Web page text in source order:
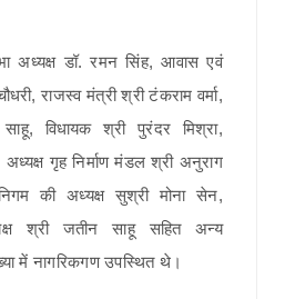
अध्यक्ष डॉ. रमन सिंह, आवास एवं
राजस्व मंत्री श्री टंकराम वर्मा,
साहू, विधायक श्री पुरंदर मिश्रा,
गृह निर्माण मंडल श्री अनुराग
की अध्यक्ष सुश्री मोना सेन,
श्री जतीन साहू सहित अन्य
में नागरिकगण उपस्थित थे।